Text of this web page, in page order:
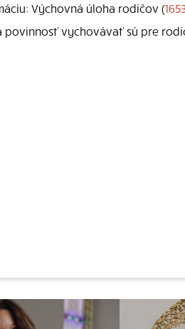
Výchovná úloha rodičov (
povinnosť vychovávať sú pre